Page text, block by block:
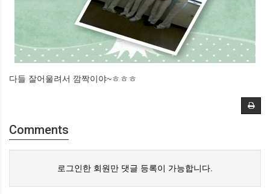
다들 잘어울려서 깜짝이야~ㅎㅎㅎ
Comments
로그인한 회원만 댓글 등록이 가능합니다.